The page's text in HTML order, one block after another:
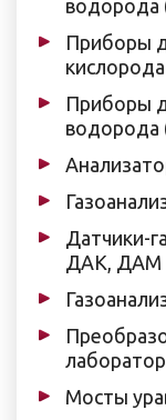
водорода
Приборы
Приборы
водорода
Датчики-
ДАК, ДАМ
Мосты